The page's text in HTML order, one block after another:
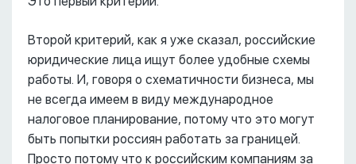
Второй критерий, как я уже сказал, российские
юридические лица ищут более удобные схемы
работы. И, говоря о схематичности бизнеса, мы
не всегда имеем в виду международное
налоговое планирование, потому что это могут
быть попытки россиян работать за границей.
Просто потому что к российским компаниям за